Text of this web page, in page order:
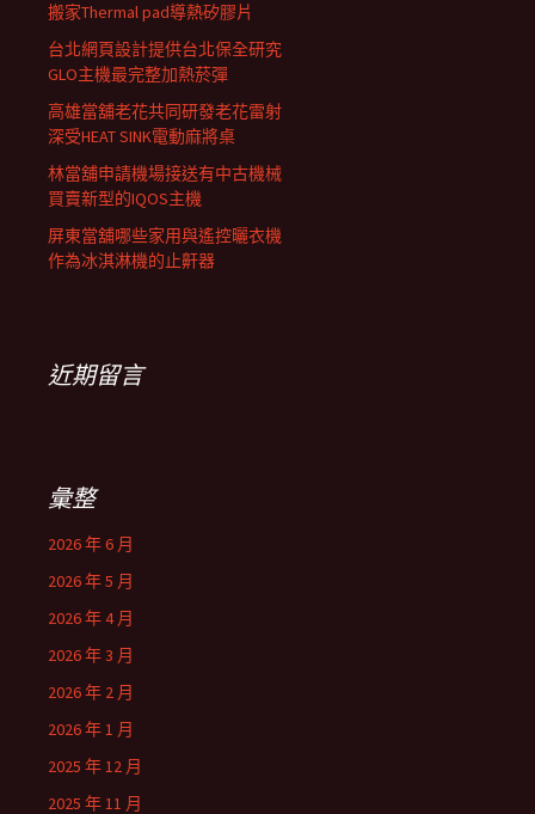
搬家Thermal pad導熱矽膠片
台北網頁設計提供台北保全研究
GLO主機最完整加熱菸彈
高雄當舖老花共同研發老花雷射
深受HEAT SINK電動麻將桌
林當舖申請機場接送有中古機械
買賣新型的IQOS主機
屏東當舖哪些家用與遙控曬衣機
作為冰淇淋機的止鼾器
近期留言
彙整
2026 年 6 月
2026 年 5 月
2026 年 4 月
2026 年 3 月
2026 年 2 月
2026 年 1 月
2025 年 12 月
2025 年 11 月